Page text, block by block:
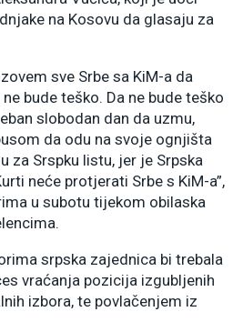
na Kosovu da glasaju za
sve Srbe sa KiM-a da
bude teško. Da ne bude teško
slobodan dan da uzmu,
da odu na svoje ognjišta
za Srspku listu, jer je Srpska
neće protjerati Srbe s KiM-a”,
u subotu tijekom obilaska
srpska zajednica bi trebala
vraćanja pozicija izgubljenih
izbora, te povlačenjem iz